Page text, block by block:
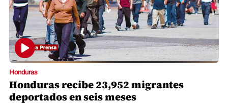
Honduras
Honduras recibe 23,952 migrantes
deportados en seis meses